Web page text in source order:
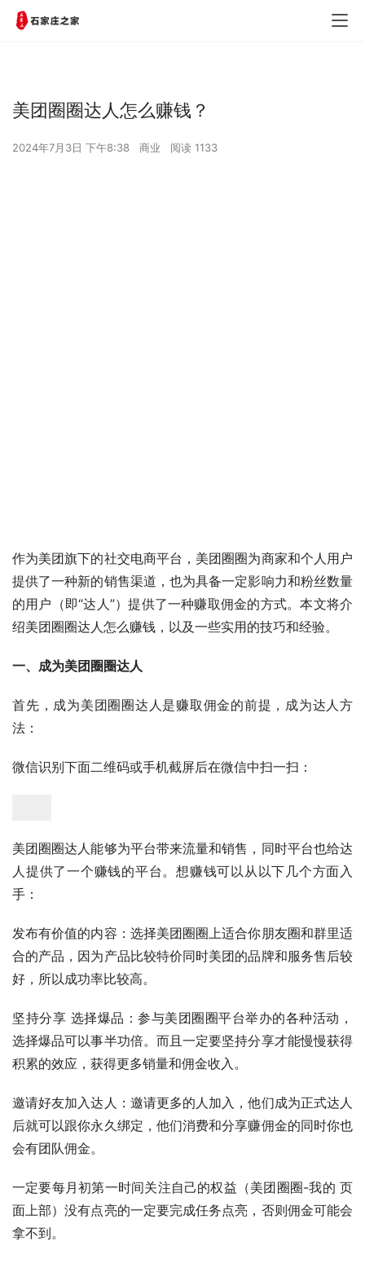
美团圈圈达人怎么赚钱？
2024年7月3日 下午8:38 商业 阅读 1133
作为美团旗下的社交电商平台，美团圈圈为商家和个人用户
提供了一种新的销售渠道，也为具备一定影响力和粉丝数量
的用户（即“达人”）提供了一种赚取佣金的方式。本文将介
绍美团圈圈达人怎么赚钱，以及一些实用的技巧和经验。
一、成为美团圈圈达人
首先，成为美团圈圈达人是赚取佣金的前提，成为达人方
法：
微信识别下面二维码或手机截屏后在微信中扫一扫：
美团圈圈达人能够为平台带来流量和销售，同时平台也给达
人提供了一个赚钱的平台。想赚钱可以从以下几个方面入
手：
发布有价值的内容：选择美团圈圈上适合你朋友圈和群里适
合的产品，因为产品比较特价同时美团的品牌和服务售后较
好，所以成功率比较高。
坚持分享 选择爆品：参与美团圈圈平台举办的各种活动，
选择爆品可以事半功倍。而且一定要坚持分享才能慢慢获得
积累的效应，获得更多销量和佣金收入。
邀请好友加入达人：邀请更多的人加入，他们成为正式达人
后就可以跟你永久绑定，他们消费和分享赚佣金的同时你也
会有团队佣金。
一定要每月初第一时间关注自己的权益（美团圈圈-我的 页
面上部）没有点亮的一定要完成任务点亮，否则佣金可能会
拿不到。